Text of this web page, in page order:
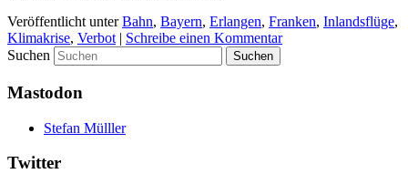
Veröffentlicht unter Bahn, Bayern, Erlangen, Franken, Inlandsflüge,
Klimakrise, Verbot | Schreibe einen Kommentar
Suchen
Mastodon
Stefan Mülller
Twitter